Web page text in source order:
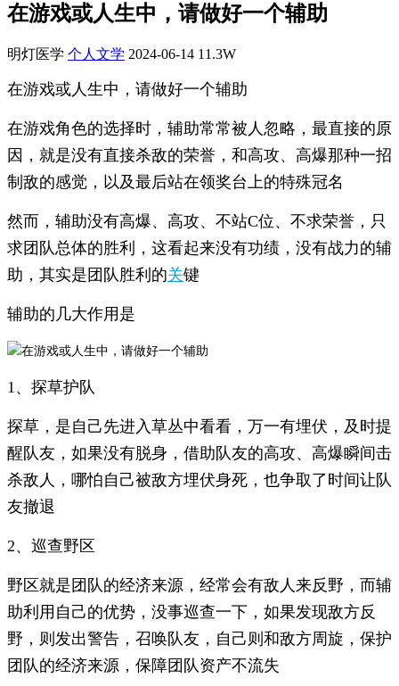
在游戏或人生中，请做好一个辅助
明灯医学 个人文学 2024-06-14 11.3W
在游戏或人生中，请做好一个辅助
在游戏角色的选择时，辅助常常被人忽略，最直接的原
因，就是没有直接杀敌的荣誉，和高攻、高爆那种一招
制敌的感觉，以及最后站在领奖台上的特殊冠名
然而，辅助没有高爆、高攻、不站C位、不求荣誉，只
求团队总体的胜利，这看起来没有功绩，没有战力的辅
助，其实是团队胜利的关键
辅助的几大作用是
1、探草护队
探草，是自己先进入草丛中看看，万一有埋伏，及时提
醒队友，如果没有脱身，借助队友的高攻、高爆瞬间击
杀敌人，哪怕自己被敌方埋伏身死，也争取了时间让队
友撤退
2、巡查野区
野区就是团队的经济来源，经常会有敌人来反野，而辅
助利用自己的优势，没事巡查一下，如果发现敌方反
野，则发出警告，召唤队友，自己则和敌方周旋，保护
团队的经济来源，保障团队资产不流失